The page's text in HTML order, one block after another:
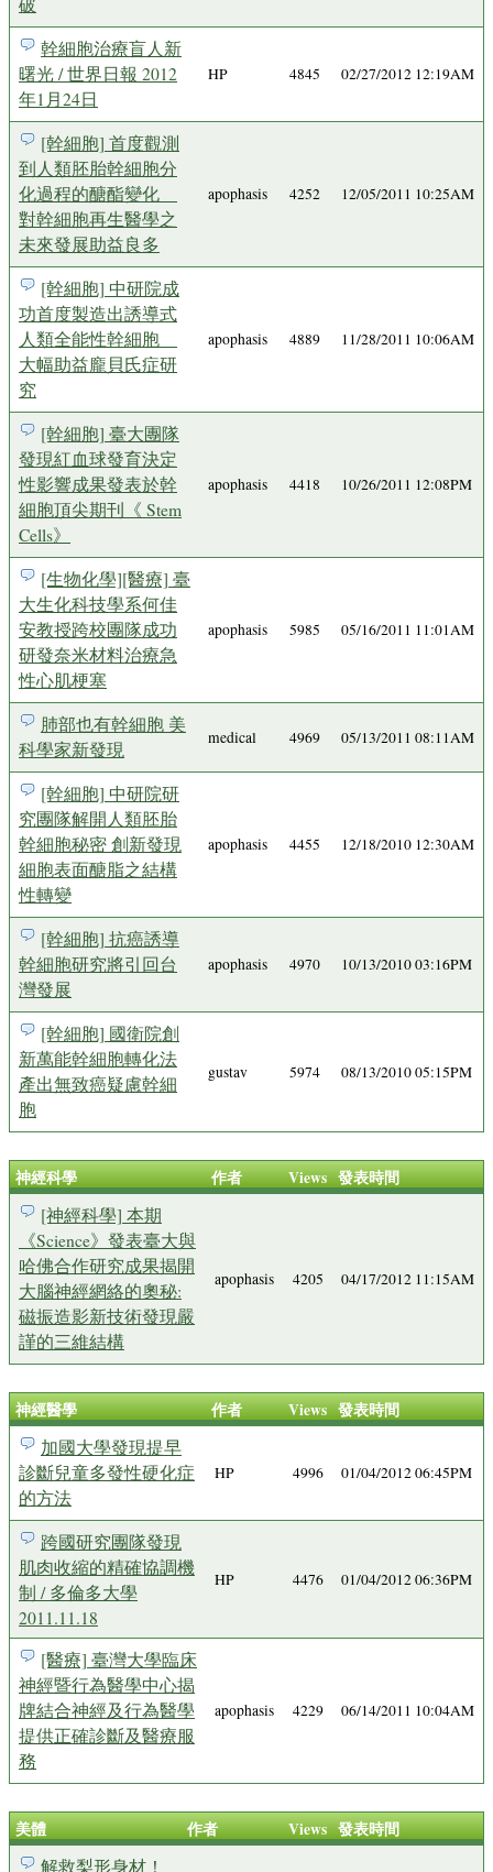
幹細胞治療盲人新
曙光 / 世界日報 2012
年1月24日
HP 4845 02/27/2012 12:19AM
[幹細胞] 首度觀測
到人類胚胎幹細胞分
化過程的醣酯變化
對幹細胞再生醫學之
未來發展助益良多
apophasis 4252 12/05/2011 10:25AM
[幹細胞] 中研院成
功首度製造出誘導式
人類全能性幹細胞
大幅助益龐貝氏症研
究
apophasis 4889 11/28/2011 10:06AM
[幹細胞] 臺大團隊
發現紅血球發育決定
性影響成果發表於幹
細胞頂尖期刊《 Stem
Cells》
apophasis 4418 10/26/2011 12:08PM
[生物化學][醫療] 臺
大生化科技學系何佳
安教授跨校團隊成功
研發奈米材料治療急
性心肌梗塞
apophasis 5985 05/16/2011 11:01AM
肺部也有幹細胞 美
科學家新發現
medical 4969 05/13/2011 08:11AM
[幹細胞] 中研院研
究團隊解開人類胚胎
幹細胞秘密 創新發現
細胞表面醣脂之結構
性轉變
apophasis 4455 12/18/2010 12:30AM
[幹細胞] 抗癌誘導
幹細胞研究將引回台
灣發展
apophasis 4970 10/13/2010 03:16PM
[幹細胞] 國衛院創
新萬能幹細胞轉化法
產出無致癌疑慮幹細
胞
gustav 5974 08/13/2010 05:15PM
神經科學 作者 Views 發表時間
[神經科學] 本期
《Science》發表臺大與
哈佛合作研究成果揭開
大腦神經網絡的奧秘:
磁振造影新技術發現嚴
謹的三維結構
apophasis 4205 04/17/2012 11:15AM
神經醫學 作者 Views 發表時間
加國大學發現提早
診斷兒童多發性硬化症
的方法
HP 4996 01/04/2012 06:45PM
跨國研究團隊發現
肌肉收縮的精確協調機
制 / 多倫多大學
2011.11.18
HP 4476 01/04/2012 06:36PM
[醫療] 臺灣大學臨床
神經暨行為醫學中心揭
牌結合神經及行為醫學
提供正確診斷及醫療服
務
apophasis 4229 06/14/2011 10:04AM
美體 作者 Views 發表時間
解救梨形身材！